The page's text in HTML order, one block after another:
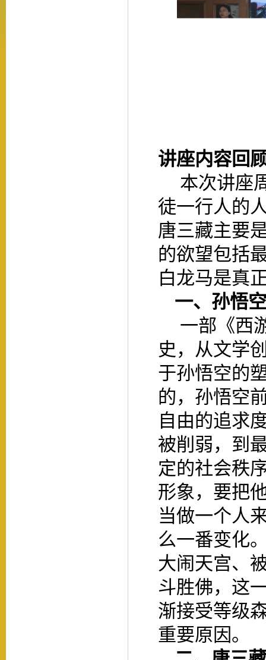
讲座内容回
本次讲座
徒一行人的
唐三藏主要
的欲望包括
白龙马是真
一、 孙悟
一部《西
史，从文学
于孙悟空的
的，孙悟空
自由的追求
被削弱，到
定的社会秩
形象，要把
当做一个人
么一番变化
大闹天宫、
斗胜佛，这
渐接受等级
重要原因。